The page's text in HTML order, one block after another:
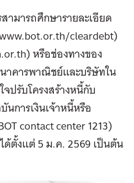
ามารถศึกษารายละเอียด
cleardebt)
หรือช่องทางของ
าคารพาณิชย์และบริษัทใน
ปรับโครงสร้างหนี้กับ
การเงินเจ้าหนี้หรือ
contact center 1213)
ด้ตั้งแต่ 5 ม.ค. 2569 เป็นต้น